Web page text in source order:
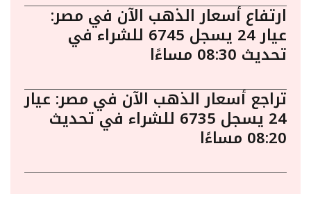
ارتفاع أسعار الذهب الآن في مصر:
عيار 24 يسجل 6745 للشراء في
تحديث 08:30 مساءًا
تراجع أسعار الذهب الآن في مصر: عيار
24 يسجل 6735 للشراء في تحديث
08:20 مساءًا